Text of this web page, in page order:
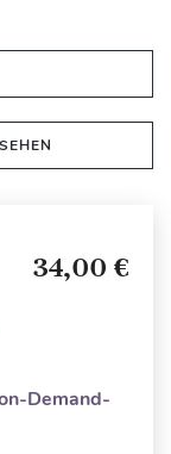
34,00 €
Demand-